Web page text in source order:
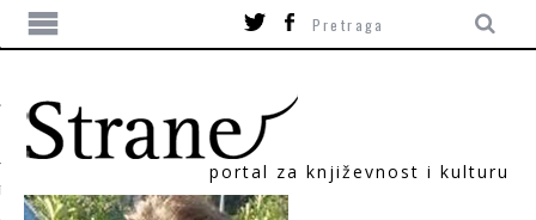
portal za književnost i kulturu